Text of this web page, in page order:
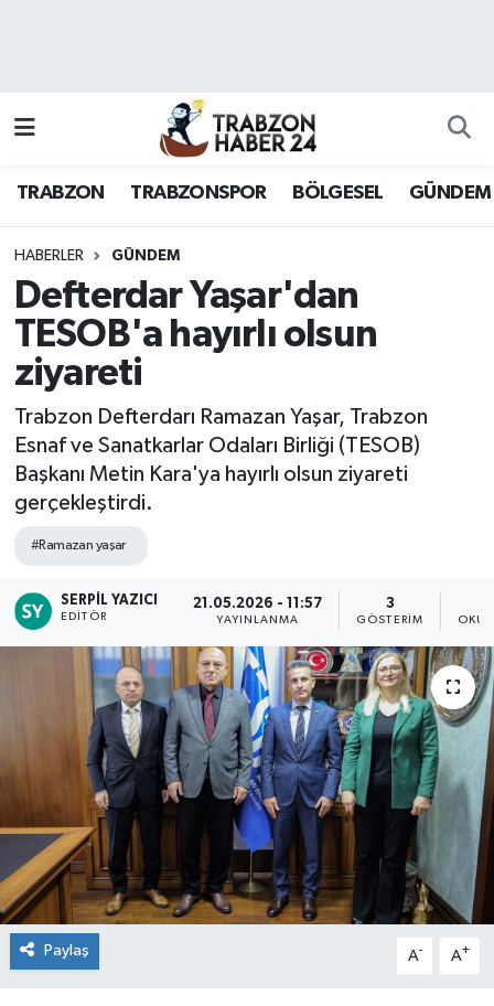
TRABZON TRABZONSPOR BÖLGESEL GÜNDEM
HABERLER GÜNDEM
Defterdar Yaşar'dan
TESOB'a hayırlı olsun
ziyareti
Trabzon Defterdarı Ramazan Yaşar, Trabzon
Esnaf ve Sanatkarlar Odaları Birliği (TESOB)
Başkanı Metin Kara'ya hayırlı olsun ziyareti
gerçekleştirdi.
#Ramazan yaşar
SERPIL YAZICI
EDITÖR
21.05.2026 - 11:57
YAYINLANMA
3
GÖSTERIM
Paylaş A- A+
Hava Durumu
Namaz Vakitleri
Trafik Durumu
Süper Lig Puan Durumu ve Fikstür
Tüm Manşetler
Son Dakika Haberleri
Haber Arşivi